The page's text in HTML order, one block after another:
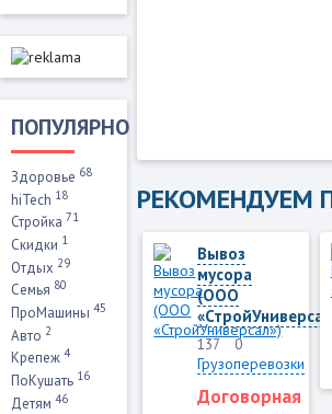
ПОПУЛЯРНО
Здоровье 68
hiTech 18
Стройка 71
Скидки 1
Отдых 29
Семья 80
ПроМашины 45
Авто 2
Крепеж 4
ПоКушать 16
Детям 46
РЕКОМЕНДУЕМ
Вывоз
мусора
(ООО
137 0
Грузоперевозки
Договорная